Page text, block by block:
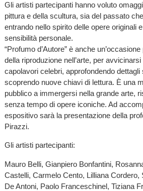
Gli artisti partecipanti hanno voluto
pittura e della scultura, sia del passato
entrando nello spirito delle opere originali
sensibilità personale.
“Profumo d’Autore” è anche
della riproduzione nell’arte, per
capolavori celebri, approfondendo
scoprendo nuove chiavi di lettura. È una
pubblico a immergersi nella grande arte,
senza tempo di opere iconiche. Ad
espositivo sarà la presentazione della
Pirazzi.
Gli artisti partecipanti:
Mauro Belli, Gianpiero Bonfantini,
Castelli, Carmelo Cento, Lilliana Cordero,
De Antoni, Paolo Franceschinel, Tiziana